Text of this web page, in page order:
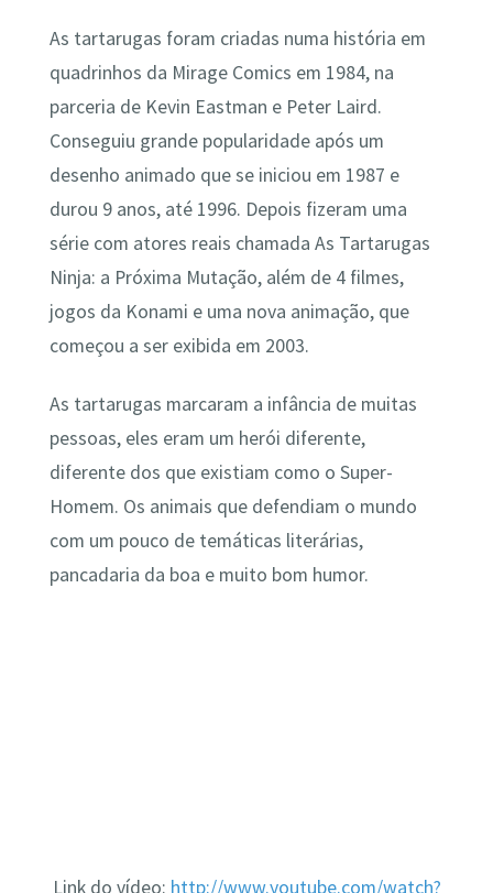
As tartarugas foram criadas numa história em
quadrinhos da Mirage Comics em 1984, na
parceria de Kevin Eastman e Peter Laird.
Conseguiu grande popularidade após um
desenho animado que se iniciou em 1987 e
durou 9 anos, até 1996. Depois fizeram uma
série com atores reais chamada As Tartarugas
Ninja: a Próxima Mutação, além de 4 filmes,
jogos da Konami e uma nova animação, que
começou a ser exibida em 2003.
As tartarugas marcaram a infância de muitas
pessoas, eles eram um herói diferente,
diferente dos que existiam como o Super-
Homem. Os animais que defendiam o mundo
com um pouco de temáticas literárias,
pancadaria da boa e muito bom humor.
Link do vídeo: http://www.youtube.com/watch?